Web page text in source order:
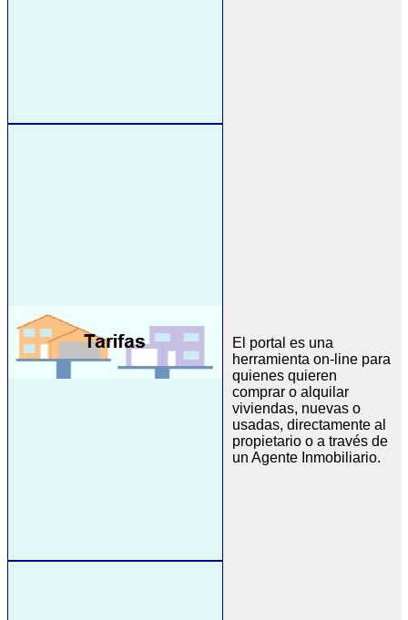
El portal es una
herramienta on-line para
quienes quieren
comprar o alquilar
viviendas, nuevas o
usadas, directamente al
propietario o a través de
un Agente Inmobiliario.